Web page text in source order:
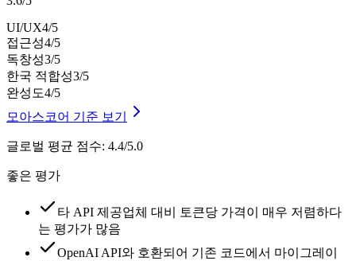
UI/UX4/5
접근성4/5
독창성3/5
한국 적합성3/5
완성도4/5
모아스코어 기준 보기
글로벌 평균 점수: 4.4/5.0
좋은 평가
타 API 제공업체 대비 토큰당 가격이 매우 저렴하다
는 평가가 많음
OpenAI API와 호환되어 기존 코드에서 마이그레이